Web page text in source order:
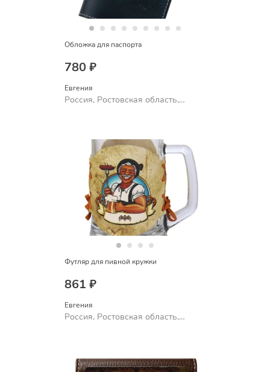
Обложка для паспорта
780 ₽
Евгения
Россия, Ростовская область,
Футляр для пивной кружки
861 ₽
Евгения
Россия, Ростовская область,